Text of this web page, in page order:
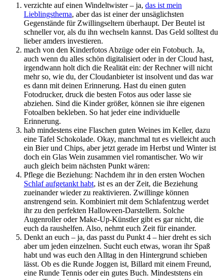
verzichte auf einen Windeltwister – ja, das ist mein
Lieblingsthema, aber das ist einer der unsäglichsten
Gegenstände für Zwillingseltern überhaupt. Der Beutel ist
schneller vor, als du ihn wechseln kannst. Das Geld solltest du
lieber amders investieren.
mach von den Kinderfotos Abzüge oder ein Fotobuch. Ja,
auch wenn du alles schön digitalisiert oder in der Cloud hast,
irgendwann holt dich die Realität ein: der Rechner will nicht
mehr so, wie du, der Cloudanbieter ist insolvent und das war
es dann mit deinen Erinnerung. Hast du einen guten
Fotodrucker, druck die besten Fotos aus oder lasse sie
abziehen. Sind die Kinder größer, können sie ihre eigenen
Fotoalben bekleben. So hat jeder eine individuelle
Erinnerung.
hab mindestens eine Flaschen guten Weines im Keller, dazu
eine Tafel Schokolade. Okay, manchmal tut es vielleicht auch
ein Bier und Chips, aber jetzt gerade im Herbst und Winter ist
doch ein Glas Wein zusammen viel romantischer. Wo wir
auch gleich beim nächsten Punkt wären:
Pflege die Beziehung: Nachdem ihr in den ersten Wochen
Schlaf aufgetankt habt, ist es an der Zeit, die Beziehung
zueinander wieder zu reaktivieren. Zwillinge können
anstrengend sein. Kombiniert mit dem Schlafentzug werdet
ihr zu den perfekten Halloween-Darstellern. Solche
Augenroller oder Make-Up-Künstler gibt es gar nicht, die
euch da raushelfen. Also, nehmt euch Zeit für einander.
Denkt an euch – ja, das passt du Punkt 4 – hier dreht es sich
aber um jeden einzelnen. Sucht euch etwas, woran ihr Spaß
habt und was euch den Alltag in den Hintergrund schieben
lässt. Ob es die Runde Joggen ist, Billard mit einem Freund,
eine Runde Tennis oder ein gutes Buch. Mindeststens ein